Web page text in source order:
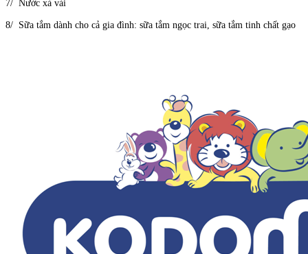
7/ Nước xả vải
8/ Sữa tắm dành cho cả gia đình: sữa tắm ngọc trai, sữa tắm tinh chất gạo